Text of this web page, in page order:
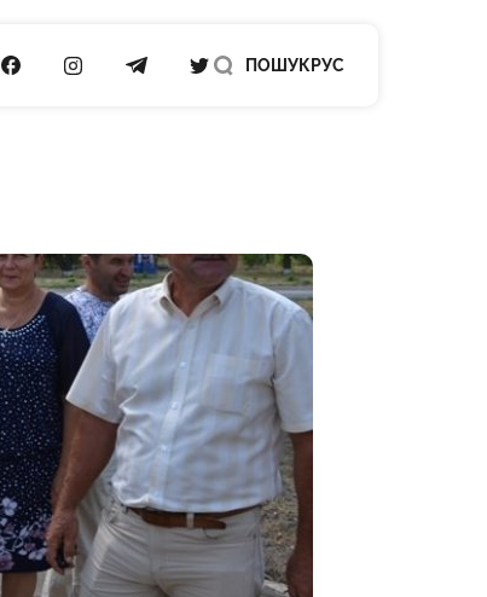
ПОСИЛАННЯ НА FACEBOOK
ПОСИЛАННЯ НА INSTAGRAM
ПОСИЛАННЯ НА TELEGRAM
ПОСИЛАННЯ НА TWITTER
ПОШУК РУС